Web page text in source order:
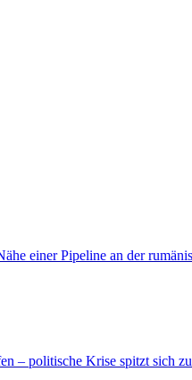
einer Pipeline an der
– politische Krise spitzt sich zu